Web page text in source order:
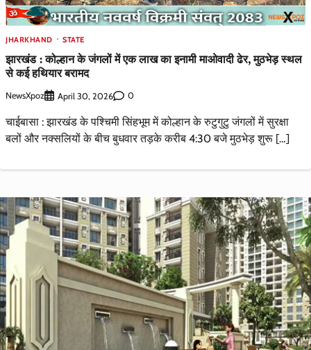
JHARKHAND STATE
झारखंड : कोल्हान के जंगलों में एक लाख का इनामी माओवादी ढेर, मुठभेड़ स्थल
से कई हथियार बरामद
NewsXpoz April 30, 2026 0
चाईबासा : झारखंड के पश्चिमी सिंहभूम में कोल्हान के रुटुगुटु जंगलों में सुरक्षा
बलों और नक्सलियों के बीच बुधवार तड़के करीब 4:30 बजे मुठभेड़ शुरू […]